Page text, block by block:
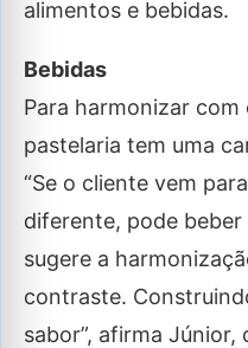
alimentos e bebidas.
Bebidas
Para harmonizar com
pastelaria tem uma
“Se o cliente vem
diferente, pode
sugere a
contraste.
sabor”, afirma Júnior,